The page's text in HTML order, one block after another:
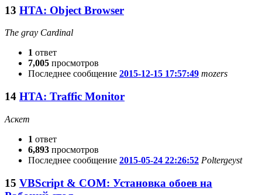
13 HTA: Object Browser
The gray Cardinal
1 ответ
7,005 просмотров
Последнее сообщение 2015-12-15 17:57:49 mozers
14 HTA: Traffic Monitor
Аскет
1 ответ
6,893 просмотров
Последнее сообщение 2015-05-24 22:26:52 Poltergeyst
15 VBScript & COM: Установка обоев на